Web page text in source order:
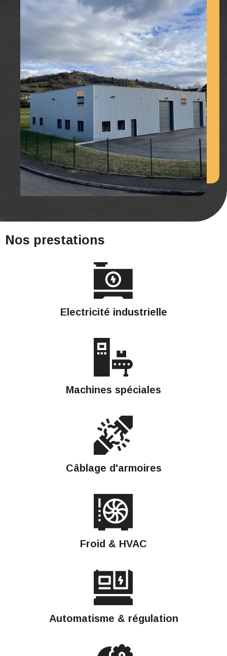
Nos prestations
Electricité industrielle
Machines spéciales
Câblage d'armoires
Froid & HVAC
Automatisme & régulation